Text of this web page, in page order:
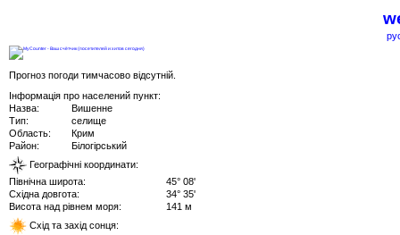
Прогноз погоди тимчасово відсутній.
Інформація про населений пункт:
Назва:
Вишенне
Тип:
селище
Область:
Крим
Район:
Білогірський
Географічні координати:
Північна широта:
45° 08'
Східна довгота:
34° 35'
Висота над рівнем моря:
141 м
Схід та захід сонця: